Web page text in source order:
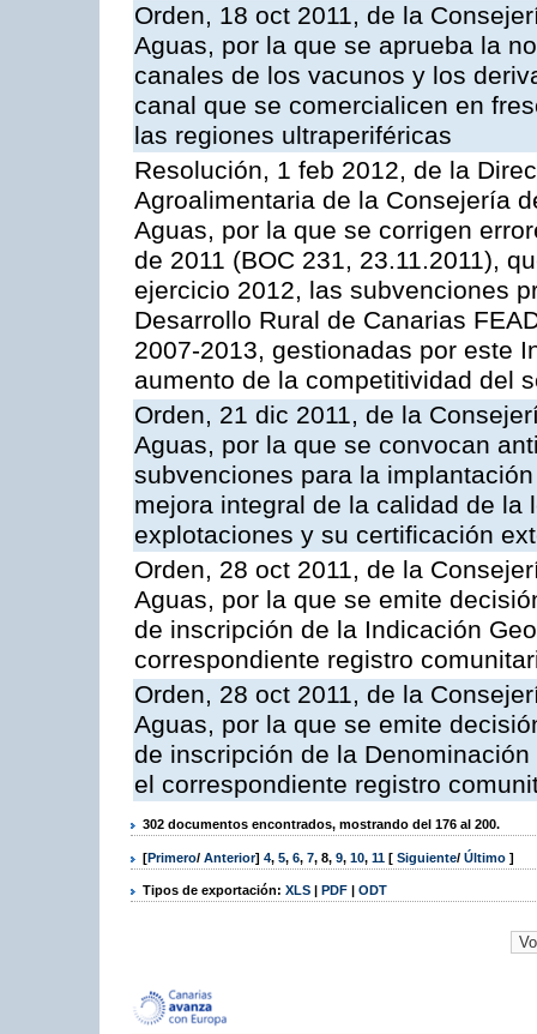
Orden, 18 oct 2011, de la
Aguas, por la que se aprueba la
canales de los vacunos y los
canal que se comercialicen en
las regiones ultraperiféricas
Resolución, 1 feb 2012, de la
Agroalimentaria de la Consejería
Aguas, por la que se corrigen
de 2011 (BOC 231, 23.11.2011),
ejercicio 2012, las subvenciones
Desarrollo Rural de Canarias
2007-2013, gestionadas por este
aumento de la competitividad del
Orden, 21 dic 2011, de la
Aguas, por la que se convocan
subvenciones para la
mejora integral de la calidad de
explotaciones y su certificación
Orden, 28 oct 2011, de la
Aguas, por la que se emite
de inscripción de la Indicación
correspondiente registro
Orden, 28 oct 2011, de la
Aguas, por la que se emite
de inscripción de la
el correspondiente registro
302 documentos encontrados, mostrando del 176 al 200.
[Primero/ Anterior] 4, 5, 6, 7, 8, 9, 10, 11 [ Siguiente/ Último ]
Tipos de exportación: XLS | PDF | ODT